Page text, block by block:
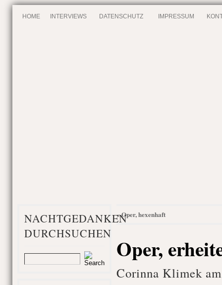
HOME INTERVIEWS DATENSCHUTZ IMPRESSUM
NACHTGEDANKEN
DURCHSUCHEN
«Oper, hexenhaft
Oper,
Corinna Klimek